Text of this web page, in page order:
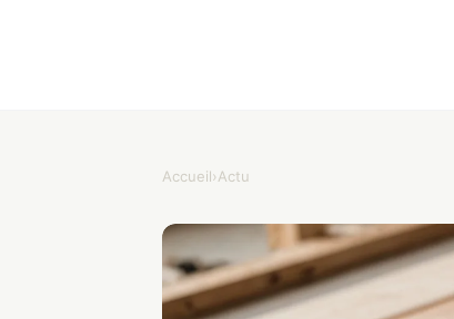
Accueil›Actu